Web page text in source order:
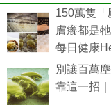
150萬隻「
膚癢都是
每日健康
別讓百萬
靠這一招